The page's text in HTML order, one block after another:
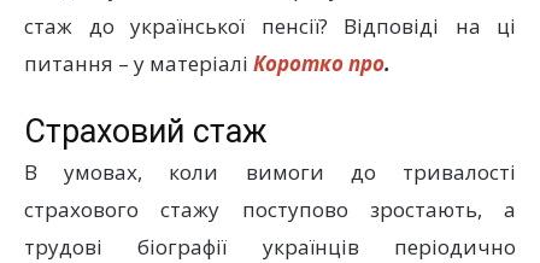
стаж до української пенсії? Відповіді на ці
питання – у матеріалі Коротко про.
Страховий стаж
В умовах, коли вимоги до тривалості
страхового стажу поступово зростають, а
трудові біографії українців періодично